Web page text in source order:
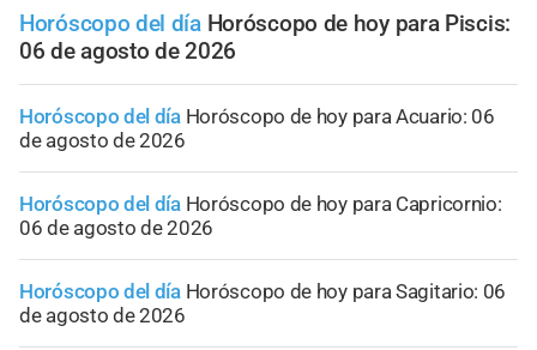
Horóscopo del día Horóscopo de hoy para Piscis:
06 de agosto de 2026
Horóscopo del día Horóscopo de hoy para Acuario: 06
de agosto de 2026
Horóscopo del día Horóscopo de hoy para Capricornio:
06 de agosto de 2026
Horóscopo del día Horóscopo de hoy para Sagitario: 06
de agosto de 2026